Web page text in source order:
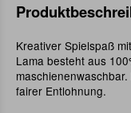
Kreativer Spielspaß
Lama besteht aus
fairer Entlohnung.